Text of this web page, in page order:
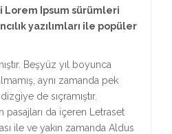
Lorem Ipsum sürümleri
yazılımları ile popüler
Beşyüz yıl boyunca
aynı zamanda pek
de sıçramıştır.
da içeren Letraset
ile ve yakın zamanda Aldus